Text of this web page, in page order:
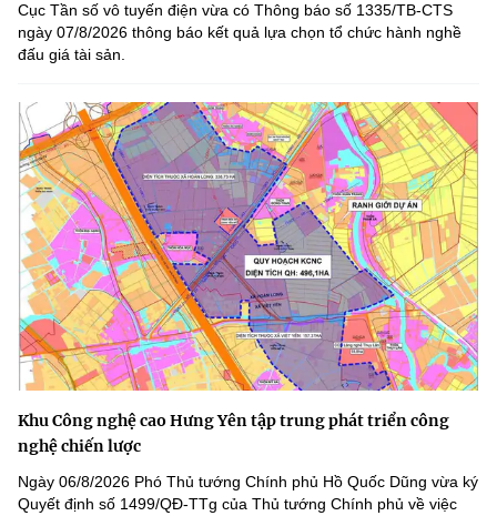
Cục Tần số vô tuyến điện vừa có Thông báo số 1335/TB-CTS
ngày 07/8/2026 thông báo kết quả lựa chọn tổ chức hành nghề
đấu giá tài sản.
Khu Công nghệ cao Hưng Yên tập trung phát triển công
nghệ chiến lược
Ngày 06/8/2026 Phó Thủ tướng Chính phủ Hồ Quốc Dũng vừa ký
Quyết định số 1499/QĐ-TTg của Thủ tướng Chính phủ về việc